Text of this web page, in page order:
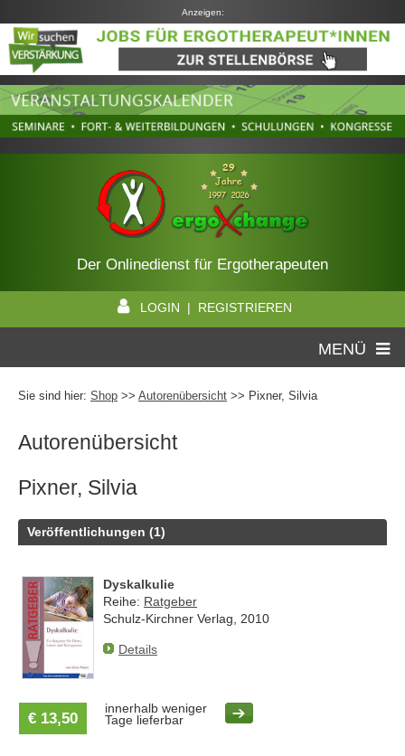
Anzeigen:
Der Onlinedienst für Ergotherapeuten
LOGIN | REGISTRIEREN
MENÜ
Sie sind hier: Shop >> Autorenübersicht >> Pixner, Silvia
Autorenübersicht
Pixner, Silvia
Veröffentlichungen (1)
Dyskalkulie
Reihe: Ratgeber
Schulz-Kirchner Verlag, 2010
Details
€ 13,50
innerhalb weniger
Tage lieferbar